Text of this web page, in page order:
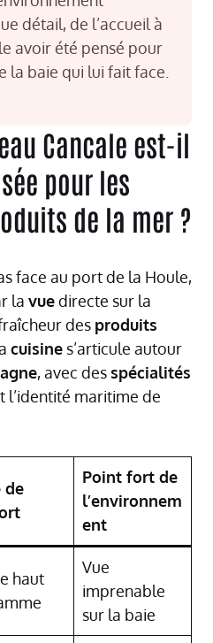
détail, de l’accueil à
avoir été pensé pour
la baie qui lui fait face.
Cancale est-il
pour les
de la mer ?
face au port de la Houle,
la vuedirecte sur la
des produits
cuisine s’articule autour
, avec des spécialités
l’identité maritime de
de
Point fort de
l’environnem
ent
haut
Vue
imprenable
sur la baie